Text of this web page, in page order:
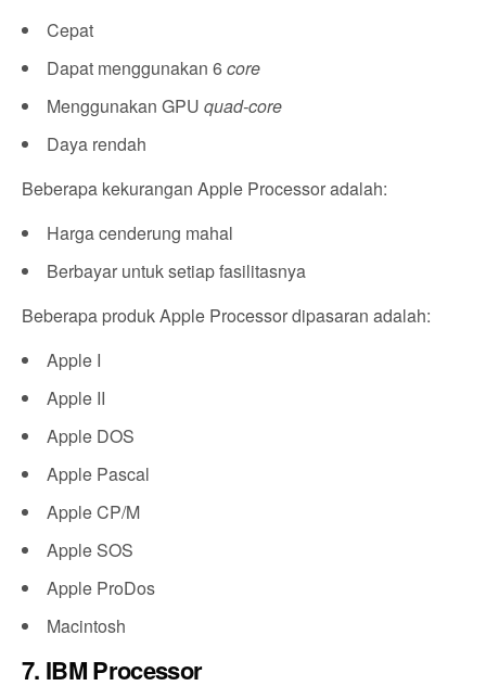
Cepat
Dapat menggunakan 6core
Menggunakan GPU quad-core
Daya rendah
Beberapa kekurangan Apple Processor adalah:
Harga cenderung mahal
Berbayar untuk setiap fasilitasnya
Beberapa produk Apple Processor dipasaran adalah:
Apple I
Apple II
Apple DOS
Apple Pascal
Apple CP/M
Apple SOS
Apple ProDos
Macintosh
7. IBM Processor